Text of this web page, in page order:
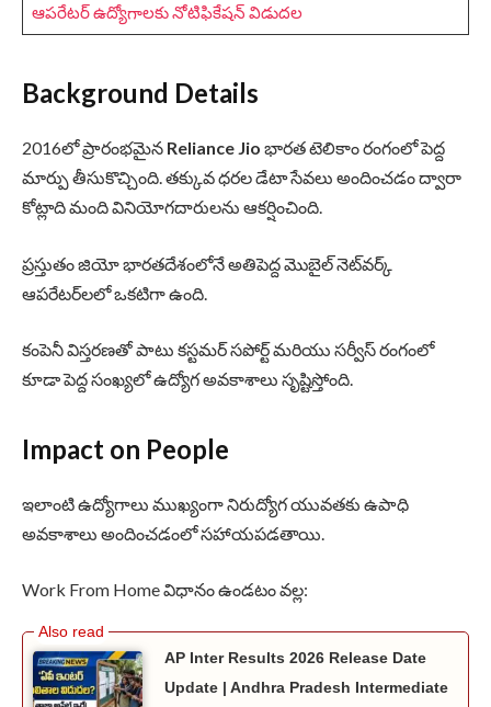
ఆపరేటర్ ఉద్యోగాలకు నోటిఫికేషన్ విడుదల
Background Details
2016లో ప్రారంభమైన Reliance Jio భారత టెలికాం రంగంలో పెద్ద
మార్పు తీసుకొచ్చింది. తక్కువ ధరల డేటా సేవలు అందించడం ద్వారా
కోట్లాది మంది వినియోగదారులను ఆకర్షించింది.
ప్రస్తుతం జియో భారతదేశంలోనే అతిపెద్ద మొబైల్ నెట్‌వర్క్
ఆపరేటర్‌లలో ఒకటిగా ఉంది.
కంపెనీ విస్తరణతో పాటు కస్టమర్ సపోర్ట్ మరియు సర్వీస్ రంగంలో
కూడా పెద్ద సంఖ్యలో ఉద్యోగ అవకాశాలు సృష్టిస్తోంది.
Impact on People
ఇలాంటి ఉద్యోగాలు ముఖ్యంగా నిరుద్యోగ యువతకు ఉపాధి
అవకాశాలు అందించడంలో సహాయపడతాయి.
Work From Home విధానం ఉండటం వల్ల:
AP Inter Results 2026 Release Date
Update | Andhra Pradesh Intermediate